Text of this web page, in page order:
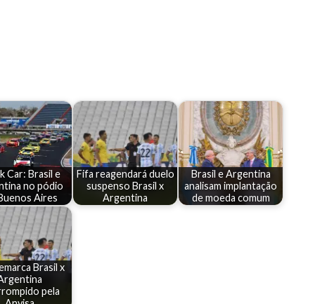
Car: Brasil e
no pódio
Aires
Fifa reagendará duelo
suspenso Brasil x
Argentina
Brasil e Argentina
analisam implantação
de moeda comum
Brasil x
pela